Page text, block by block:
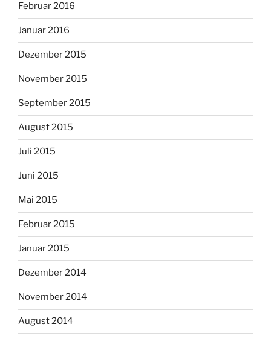
Februar 2016
Januar 2016
Dezember 2015
November 2015
September 2015
August 2015
Juli 2015
Juni 2015
Mai 2015
Februar 2015
Januar 2015
Dezember 2014
November 2014
August 2014